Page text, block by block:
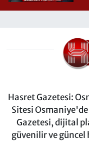
Hasret Gazetesi:
Sitesi Osmaniye'de
Gazetesi, dijital
güvenilir ve güncel